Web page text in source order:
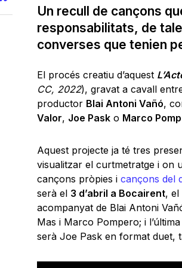
Un recull de cançons
responsabilitats, de
converses que tenien
El procés creatiu d’aquest
CC, 2022), gravat a cavall
productor Blai Antoni Vañó,
Valor, Joe Pasko Marco
Aquest projecte ja té tres
visualitzar el curtmetratge i on
cançons pròpies i cançons del
serà el 3 d’abril a Bocairent, el
acompanyat de Blai Antoni
Mas i Marco Pompero; i
serà Joe Pask en format duet,